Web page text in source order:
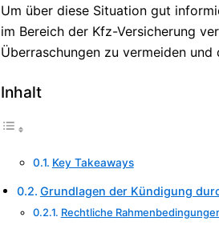
Um über diese Situation gut
im Bereich der Kfz-Versicherung
Überraschungen zu vermeiden
Inhalt
Key Takeaways
Grundlagen der Kündigung
Rechtliche